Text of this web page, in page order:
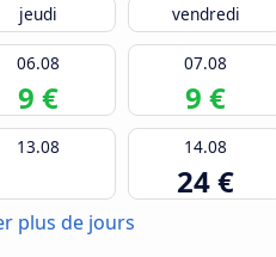
jeudi vendredi
06.08
9 €
07.08
9 €
13.08 14.08
24 €
plus de jours